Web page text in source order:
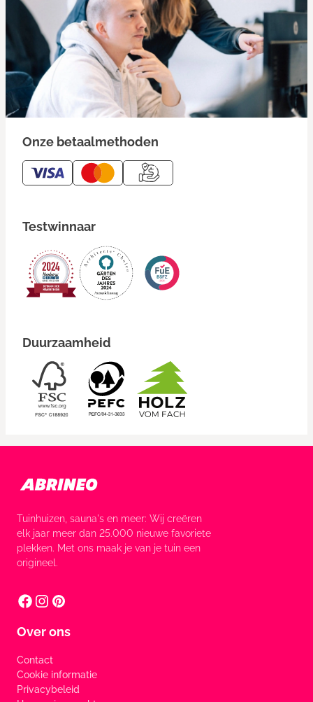
Onze betaalmethoden
Testwinnaar
Duurzaamheid
Tuinhuizen, sauna's en meer: Wij creëren
elk jaar meer dan 25.000 nieuwe favoriete
plekken. Met ons maak je van je tuin een
origineel.
Over ons
Contact
Cookie informatie
Privacybeleid